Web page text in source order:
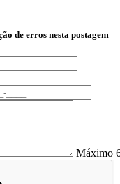
de erros nesta postagem
Máximo